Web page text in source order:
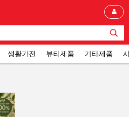
생활가전 뷰티제품 기타제품